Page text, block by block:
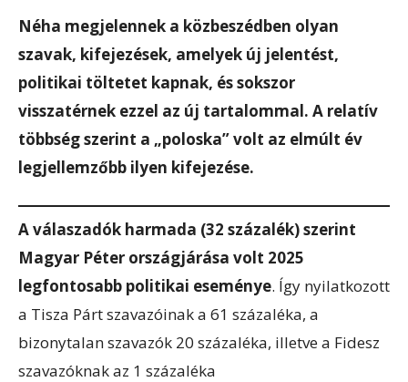
Néha megjelennek a közbeszédben olyan
szavak, kifejezések, amelyek új jelentést,
politikai töltetet kapnak, és sokszor
visszatérnek ezzel az új tartalommal. A relatív
többség szerint a „poloska” volt az elmúlt év
legjellemzőbb ilyen kifejezése.
A válaszadók harmada (32 százalék) szerint
Magyar Péter országjárása volt 2025
legfontosabb politikai eseménye. Így nyilatkozott
a Tisza Párt szavazóinak a 61 százaléka, a
bizonytalan szavazók 20 százaléka, illetve a Fidesz
szavazóknak az 1 százaléka